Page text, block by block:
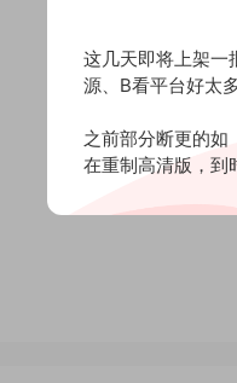
这几天即将上架一
源、B看平台好太
之前部分断更的如
在重制高清版，到